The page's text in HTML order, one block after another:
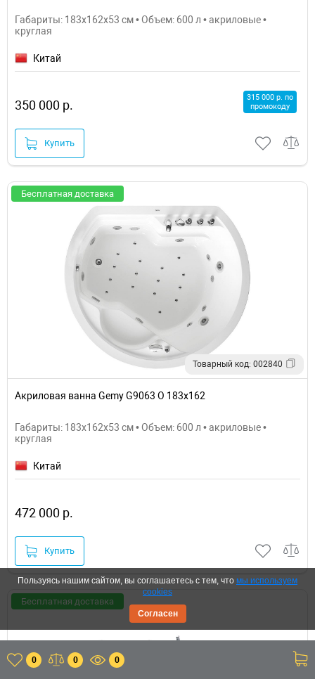
Габариты: 183x162x53 см • Объем: 600 л • акриловые •
круглая
Китай
350 000 р.
315 000 р. по
промокоду
Купить
Бесплатная доставка
Товарный код: 002840
Акриловая ванна Gemy G9063 O 183х162
Габариты: 183x162x53 см • Объем: 600 л • акриловые •
круглая
Китай
472 000 р.
Купить
Бесплатная доставка
0 0 0
Пользуясь нашим сайтом, вы соглашаетесь с тем, что мы используем
cookies
Согласен